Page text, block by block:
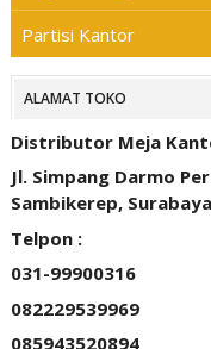
Partisi Kantor
ALAMAT TOKO
Distributor Meja
Jl. Simpang Darmo
Sambikerep,
Telpon :
031-99900316
082229539969
085943520894